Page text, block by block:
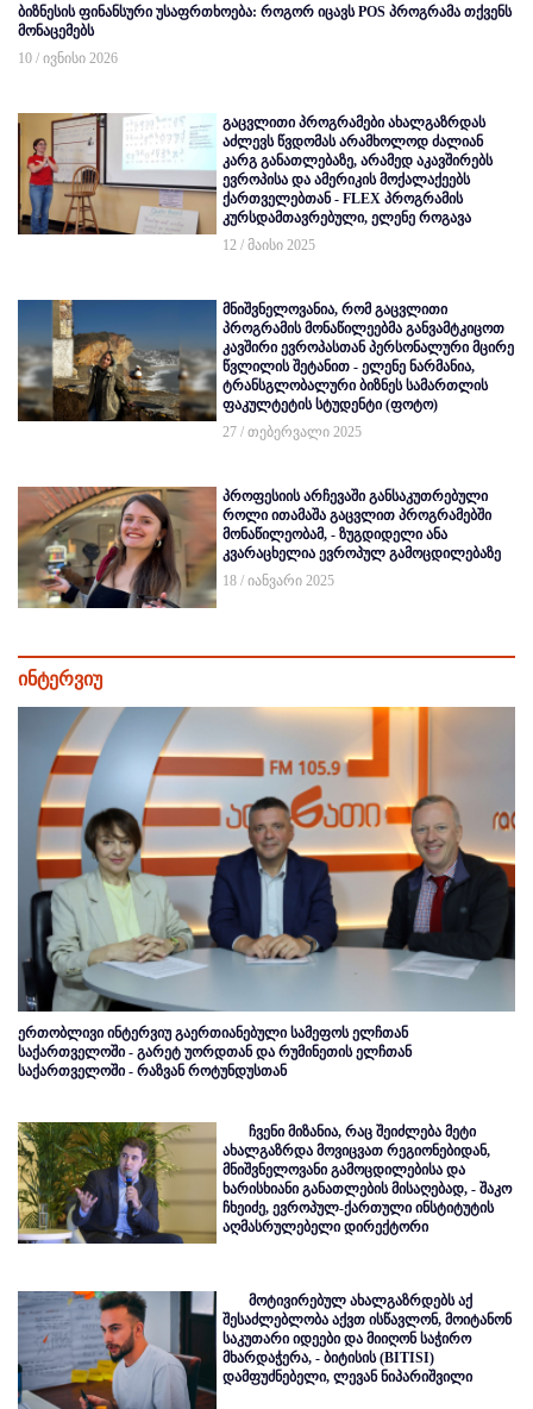
ბიზნესის ფინანსური უსაფრთხოება: როგორ იცავს POS პროგრამა თქვენს
მონაცემებს
10 / ივნისი 2026
გაცვლითი პროგრამები ახალგაზრდას
აძლევს წვდომას არამხოლოდ ძალიან
კარგ განათლებაზე, არამედ აკავშირებს
ევროპისა და ამერიკის მოქალაქეებს
ქართველებთან - FLEX პროგრამის
კურსდამთავრებული, ელენე როგავა
12 / მაისი 2025
მნიშვნელოვანია, რომ გაცვლითი
პროგრამის მონაწილეებმა განვამტკიცოთ
კავშირი ევროპასთან პერსონალური მცირე
წვლილის შეტანით - ელენე ნარმანია,
ტრანსგლობალური ბიზნეს სამართლის
ფაკულტეტის სტუდენტი (ფოტო)
27 / თებერვალი 2025
პროფესიის არჩევაში განსაკუთრებული
როლი ითამაშა გაცვლით პროგრამებში
მონაწილეობამ, - ზუგდიდელი ანა
კვარაცხელია ევროპულ გამოცდილებაზე
18 / იანვარი 2025
ინტერვიუ
ერთობლივი ინტერვიუ გაერთიანებული სამეფოს ელჩთან
საქართველოში - გარეტ უორდთან და რუმინეთის ელჩთან
საქართველოში - რაზვან როტუნდუსთან
ჩვენი მიზანია, რაც შეიძლება მეტი
ახალგაზრდა მოვიცვათ რეგიონებიდან,
მნიშვნელოვანი გამოცდილებისა და
ხარისხიანი განათლების მისაღებად, - შაკო
ჩხეიძე, ევროპულ-ქართული ინსტიტუტის
აღმასრულებელი დირექტორი
მოტივირებულ ახალგაზრდებს აქ
შესაძლებლობა აქვთ ისწავლონ, მოიტანონ
საკუთარი იდეები და მიიღონ საჭირო
მხარდაჭერა, - ბიტისის (BITISI)
დამფუძნებელი, ლევან ნიპარიშვილი